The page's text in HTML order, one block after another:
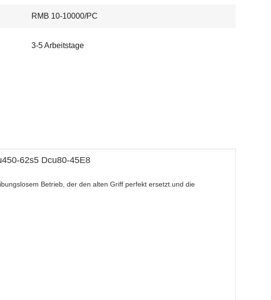
RMB 10-10000/PC
3-5 Arbeitstage
62s5 Dcu80-45E8
Betrieb, der den alten Griff perfekt ersetzt.und die